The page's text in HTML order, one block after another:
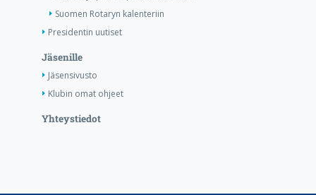
Suomen Rotaryn kalenteriin
Presidentin uutiset
Jäsenille
Jäsensivusto
Klubin omat ohjeet
Yhteystiedot